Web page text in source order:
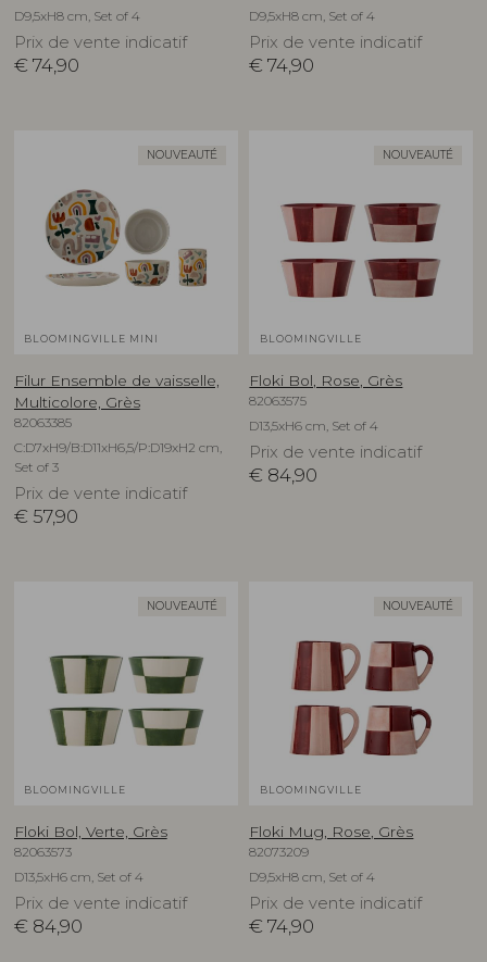
D9,5xH8 cm, Set of 4
Prix de vente indicatif
€ 74,90
D9,5xH8 cm, Set of 4
Prix de vente indicatif
€ 74,90
NOUVEAUTÉ
BLOOMINGVILLE MINI
Filur Ensemble de vaisselle,
Multicolore, Grès
82063385
C:D7xH9/B:D11xH6,5/P:D19xH2 cm,
Set of 3
Prix de vente indicatif
€ 57,90
NOUVEAUTÉ
BLOOMINGVILLE
Floki Bol, Rose, Grès
82063575
D13,5xH6 cm, Set of 4
Prix de vente indicatif
€ 84,90
NOUVEAUTÉ
BLOOMINGVILLE
Floki Bol, Verte, Grès
82063573
D13,5xH6 cm, Set of 4
Prix de vente indicatif
€ 84,90
NOUVEAUTÉ
BLOOMINGVILLE
Floki Mug, Rose, Grès
82073209
D9,5xH8 cm, Set of 4
Prix de vente indicatif
€ 74,90